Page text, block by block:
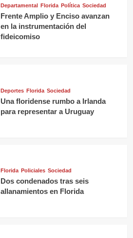
Departamental Florida Política Sociedad
Frente Amplio y Enciso avanzan
en la instrumentación del
fideicomiso
Deportes Florida Sociedad
Una floridense rumbo a Irlanda
para representar a Uruguay
Florida Policiales Sociedad
Dos condenados tras seis
allanamientos en Florida